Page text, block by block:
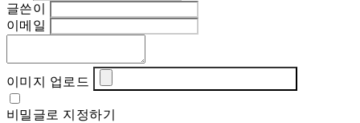
글쓴이
이메일
이미지 업로드
비밀글로 지정하기